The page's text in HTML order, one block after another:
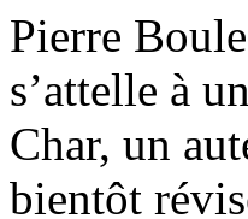
Pierre
s’attelle à
Char, un
bientôt